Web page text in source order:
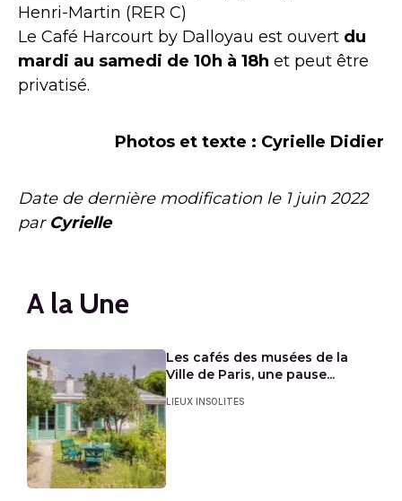
Henri-Martin (RER C)
Le Café Harcourt by Dalloyau est ouvert du
mardi au samedi de 10h à 18h et peut être
privatisé.
Photos et texte : Cyrielle Didier
Date de dernière modification le 1 juin 2022
par Cyrielle
A la Une
Les cafés des musées de la
Ville de Paris, une pause...
LIEUX INSOLITES